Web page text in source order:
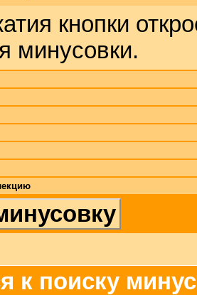
кнопки
минусовки.
к поиску